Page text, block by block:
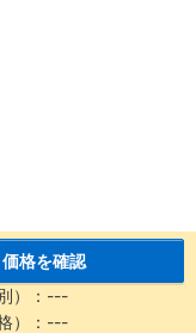
価格を確認
）： ---
）： ---